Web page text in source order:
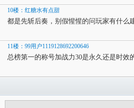
10楼：红糖水有点甜
都是先斩后奏，别假惺惺的问玩家有什么
11楼：99用户1119128692200646
总榜第一的称号加战力30是永久还是时效